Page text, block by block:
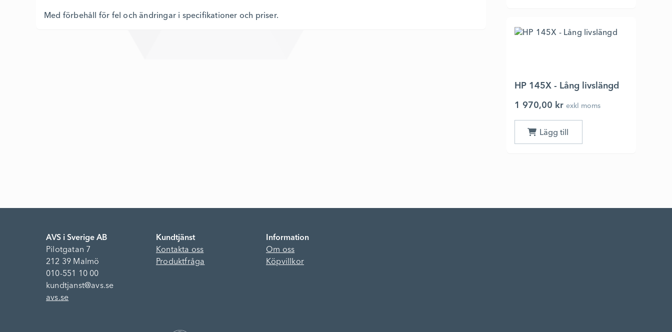
Med förbehåll för fel och ändringar i specifikationer och priser.
HP 145X - Lång livslängd
1 970,00 kr exkl moms
AVS i Sverige AB
Pilotgatan 7
212 39 Malmö
010-551 10 00
kundtjanst@avs.se
avs.se
Kundtjänst
Kontakta oss
Produktfråga
Information
Om oss
Köpvillkor